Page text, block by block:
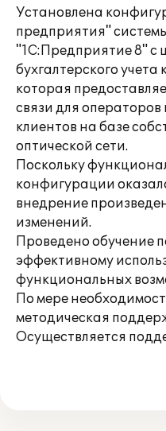
Установлена
предприятия"
"1С:Предприятие 8" с
бухгалтерского
которая
связи для
клиентов на базе
оптической сети.
Поскольку
конфигурации
внедрение
изменений.
Проведено обучение
эффективному
функциональных
По мере
методическая
Осуществляется